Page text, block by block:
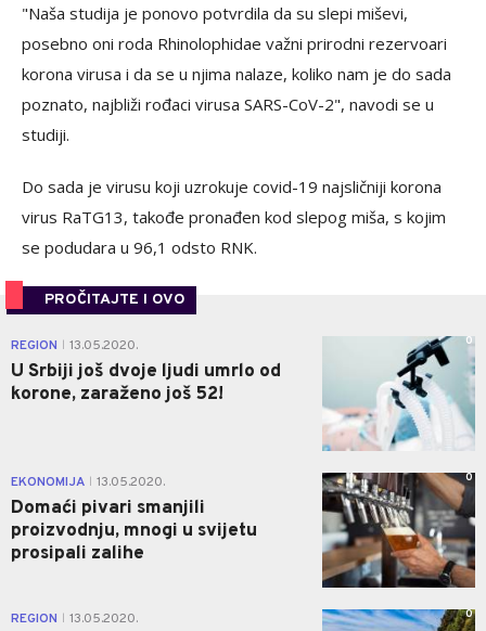
"Naša studija je ponovo potvrdila da su slepi miševi,
posebno oni roda Rhinolophidae važni prirodni rezervoari
korona virusa i da se u njima nalaze, koliko nam je do sada
poznato, najbliži rođaci virusa SARS-CoV-2", navodi se u
studiji.
Do sada je virusu koji uzrokuje covid-19 najsličniji korona
virus RaTG13, takođe pronađen kod slepog miša, s kojim
se podudara u 96,1 odsto RNK.
PROČITAJTE I OVO
REGION 13.05.2020.
U Srbiji još dvoje ljudi umrlo od
korone, zaraženo još 52!
0
EKONOMIJA 13.05.2020.
Domaći pivari smanjili
proizvodnju, mnogi u svijetu
prosipali zalihe
0
REGION 13.05.2020. 0